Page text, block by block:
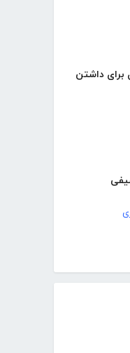
برای داشتن